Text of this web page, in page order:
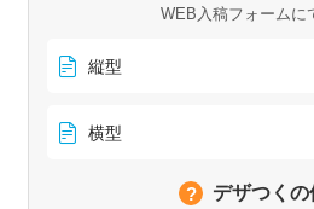
WEB入稿フォームに
縦型
横型
デザつく